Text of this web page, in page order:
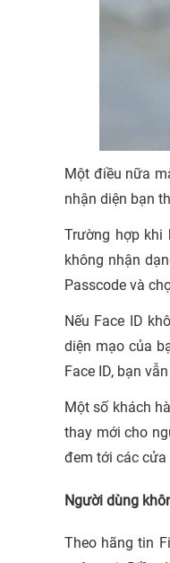
Một điều nữa
nhận diện bạn
Trường hợp khi
không nhận
Passcode và
Nếu Face ID
diện mạo của
Face ID, bạn
Một số khách
thay mới cho
đem tới các
Người dùng
Theo hãng tin